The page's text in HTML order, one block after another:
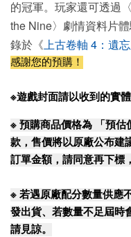
的冠軍。玩家還可透過
the Nine〉劇情資料片
錄於《上古卷軸 4：遺
感謝您的預購！
※遊戲封面請以收到的實體
※ 預購商品價格為 「預估
款，售價將以原廠公布建
訂單金額，請同意再下標
※ 若遇原廠配分數量供應
發出貨、若數量不足屆時
請見諒。